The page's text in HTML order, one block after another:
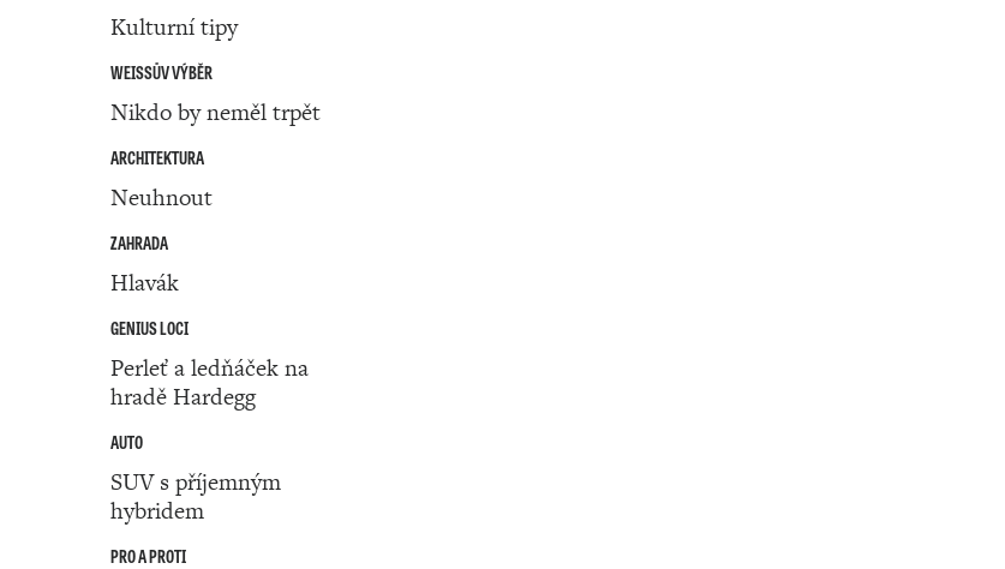
Kulturní tipy
WEISSŮV VÝBĚR
Nikdo by neměl trpět
ARCHITEKTURA
Neuhnout
ZAHRADA
Hlavák
GENIUS LOCI
Perleť a ledňáček na
hradě Hardegg
AUTO
SUV s příjemným
hybridem
PRO A PROTI